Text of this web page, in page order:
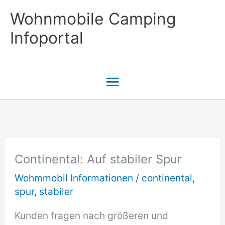
Inhalt
springen
Wohnmobile Camping
Infoportal
Hauptmenü
Continental: Auf stabiler Spur
Wohmmobil Informationen / continental,
spur, stabiler
Kunden fragen nach größeren und